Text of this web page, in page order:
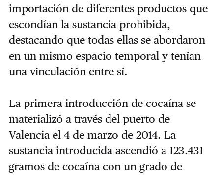
importación de diferentes productos que
escondían la sustancia prohibida,
destacando que todas ellas se abordaron
en un mismo espacio temporal y tenían
una vinculación entre sí.
La primera introducción de cocaína se
materializó a través del puerto de
Valencia el 4 de marzo de 2014. La
sustancia introducida ascendió a 123.431
gramos de cocaína con un grado de